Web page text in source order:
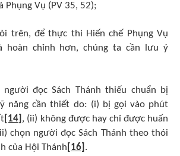
Phụng Vụ (PV 35, 52);
trên, để thực thi Hiến chế Phụng Vụ
hoàn chỉnh hơn, chúng ta cần lưu ý
đọc Sách Thánh thiếu chuẩn bị
năng cần thiết do: (i) bị gọi vào phút
[14] , (ii) không được hay chỉ được huấn
chọn người đọc Sách Thánh theo thói
của Hội Thánh [16] .